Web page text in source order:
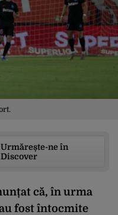
Urmărește-ne în
Discover
că, în urma
fost întocmite